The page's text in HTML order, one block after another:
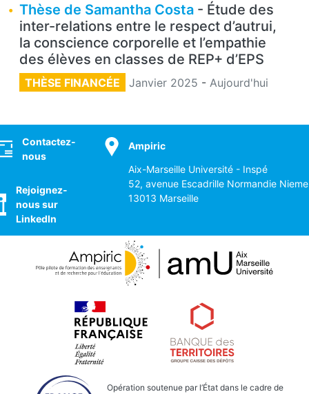
Thèse de Samantha Costa - Étude des
inter-relations entre le respect d’autrui,
la conscience corporelle et l’empathie
des élèves en classes de REP+ d’EPS
THÈSE FINANCÉE Janvier 2025 - Aujourd'hui
Contactez-
nous
Rejoignez-
nous sur
LinkedIn
Ampiric
Aix-Marseille Université - Inspé
52, avenue Escadrille Normandie
13013 Marseille
Opération soutenue par l’État dans le cadre de